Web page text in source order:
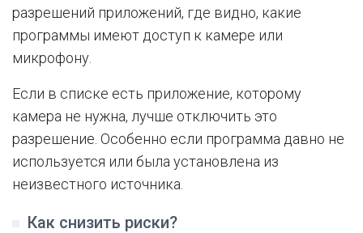
разрешений приложений, где видно, какие
программы имеют доступ к камере или
микрофону.
Если в списке есть приложение, которому
камера не нужна, лучше отключить это
разрешение. Особенно если программа давно не
используется или была установлена из
неизвестного источника.
Как снизить риски?